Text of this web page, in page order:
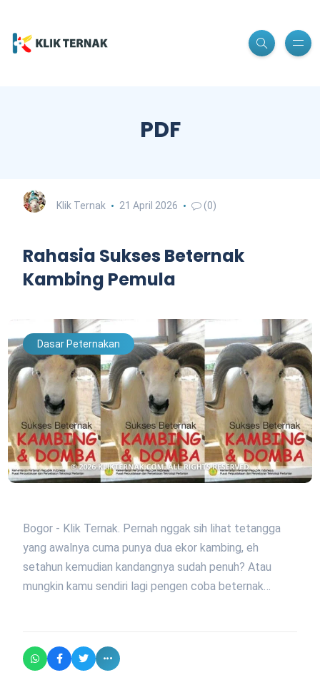
PDF
Klik Ternak 21 April 2026 (0)
Rahasia Sukses Beternak
Kambing Pemula
Dasar Peternakan
Bogor - Klik Ternak. Pernah nggak sih lihat tetangga
yang awalnya cuma punya dua ekor kambing, eh
setahun kemudian kandangnya sudah penuh? Atau
mungkin kamu sendiri lagi pengen coba beternak…